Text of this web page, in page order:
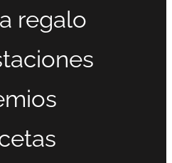
regalo